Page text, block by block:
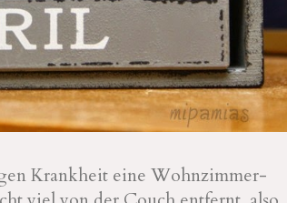
Krankheit eine Wohnzimmer-